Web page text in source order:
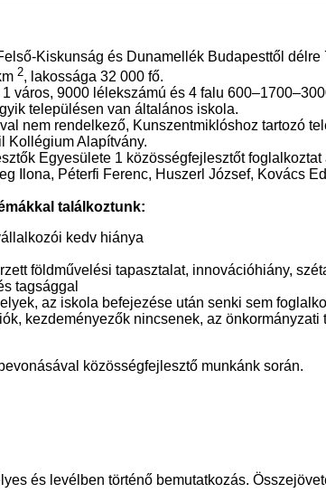
Kiskunság és Dunamellék Budapesttől
2, lakossága 32 000 fő.
9000 lélekszámú és 4 falu
településen van általános iskola.
nem rendelkező, Kunszentmiklóshoz tartozó
Kollégium Alapítvány.
Egyesülete 1 közösségfejlesztőt
Ilona, Péterfi Ferenc, Huszerl József, Kovács
találkoztunk:
kedv hiánya
földművelési tapasztalat, innovációhiány,
tagsággal
az iskola befejezése után senki sem
kezdeményezők nincsenek, az
közösségfejlesztő munkánk során.
és levélben történő bemutatkozás.